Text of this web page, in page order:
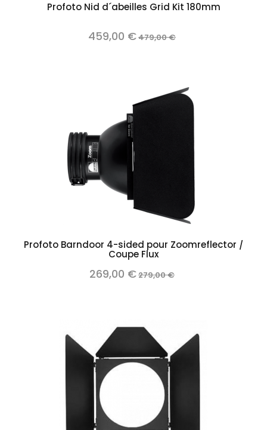
Profoto Nid d´abeilles Grid Kit 180mm
459,00 €479,00 €
Profoto Barndoor 4-sided pour Zoomreflector /
Coupe Flux
269,00 €279,00 €